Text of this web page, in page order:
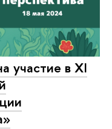
участие в XI